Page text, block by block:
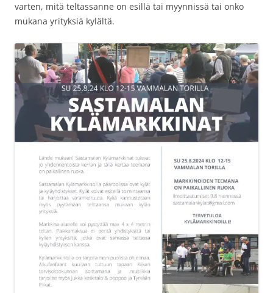
varten, mitä teltassanne on esillä tai myynnissä tai onko
mukana yrityksiä kylältä.